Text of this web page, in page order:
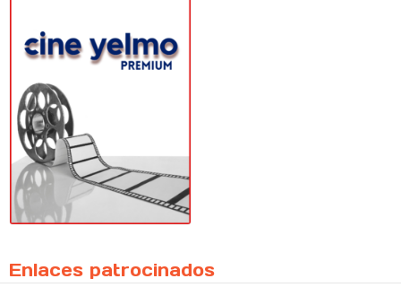
Enlaces patrocinados